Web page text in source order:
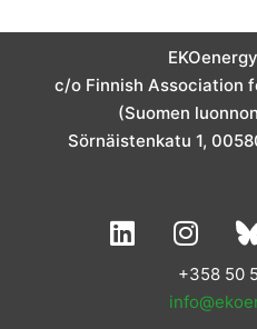
c/o Finnish Association
(Suomen
Sörnäistenkatu 1,
L
i
I
n
s
t
+358 50